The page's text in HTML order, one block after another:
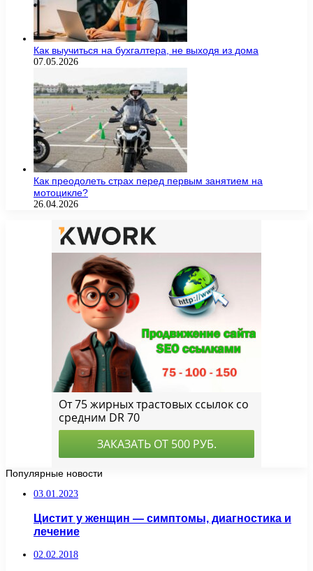
Как выучиться на бухгалтера, не выходя из дома
07.05.2026
Как преодолеть страх перед первым занятием на
мотоцикле?
26.04.2026
Популярные новости
03.01.2023
Цистит у женщин — симптомы, диагностика и
лечение
02.02.2018